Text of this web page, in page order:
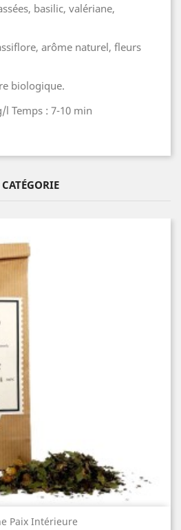
basilic, valériane,
arôme naturel, fleurs
biologique.
l Temps : 7-10 min
Paix Intérieure